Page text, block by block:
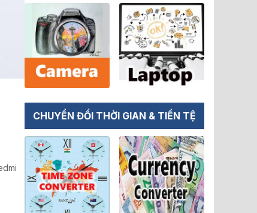
CHUYỂN ĐỔI THỜI GIAN & TIỀN TỆ